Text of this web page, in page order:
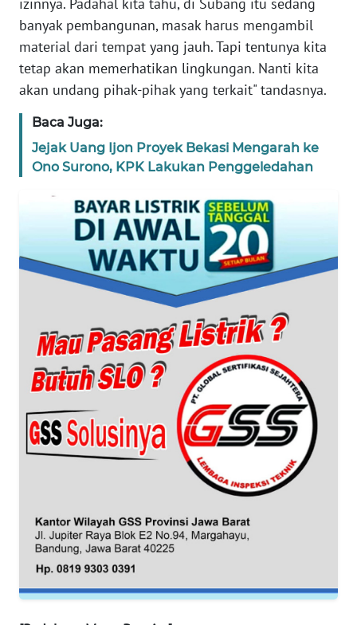
banyak pembangunan, masak harus mengambil
material dari tempat yang jauh. Tapi tentunya kita
tetap akan memerhatikan lingkungan. Nanti kita
akan undang pihak-pihak yang terkait" tandasnya.
Baca Juga:
Jejak Uang Ijon Proyek Bekasi Mengarah ke
Ono Surono, KPK Lakukan Penggeledahan
MEDIA
SIBER
REDAKSI
KARIR
DISCLAIMER
WN
WN
JAKARTA
WN
JABAR
WN
NTT
WN
KEPRI